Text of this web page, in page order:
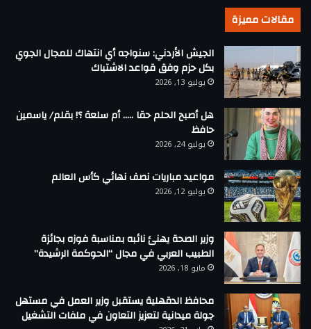
مقالات مميزة
الجيش الأردني: سنواجه أي انتهاك للمجال الجوي
بكل حزم وفق قواعد الاشتباك
يوليو 13, 2026
هل أصبح الحلم حقا ….. أم سلعة ؟! بقلم/ ياسمين
حافظ
يوليو 24, 2026
مواعيد مباريات نصف نهائي كأس العالم
يوليو 12, 2026
وزير الصحة يهنئ نائبه بمناسبة فوزه بجائزة
الطبيب العربي في مجال “الحوكمة الرشيدة”
مايو 18, 2026
محافظ الدقهلية يستقبل وزير العمل في مستهل
جولة ميدانية لتعزيز التعاون في ملفات التشغيل